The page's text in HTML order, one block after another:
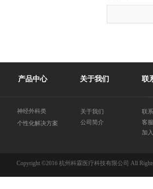
产品中心 关于我们 联
神经外科类
个性化解决方案
关于我们
公司简介
联
客
加
Copyright ©2016 杭州科霖医疗科技有限公司 All